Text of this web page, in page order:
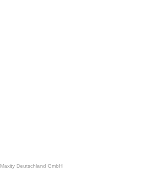
Maxity Deutschland GmbH